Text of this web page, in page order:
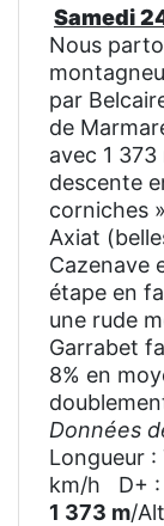
Samedi
Nous
par
de
avec 1
descente
corniches
Axiat
Cazenave
étape en
une rude
Garrabet
8% en
Données
Longueur :
km/h D+ :
1 373 m/